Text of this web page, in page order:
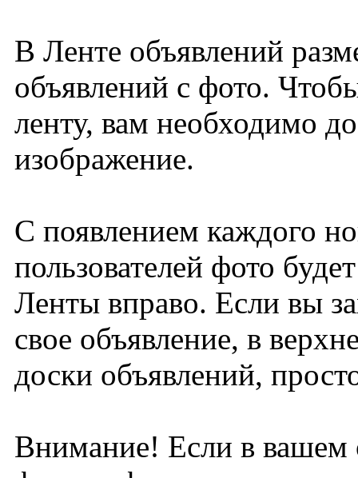
В Ленте объявлений
объявлений с фото.
ленту, вам необходимо
изображение.
С появлением каждого
пользователей фото
Ленты вправо. Если вы
свое объявление, в
доски объявлений,
Внимание! Если в вашем